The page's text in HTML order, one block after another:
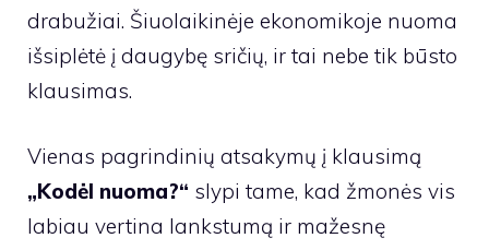
drabužiai. Šiuolaikinėje ekonomikoje nuoma
išsiplėtė į daugybę sričių, ir tai nebe tik būsto
klausimas.
Vienas pagrindinių atsakymų į klausimą
„Kodėl nuoma?“ slypi tame, kad žmonės vis
labiau vertina lankstumą ir mažesnę